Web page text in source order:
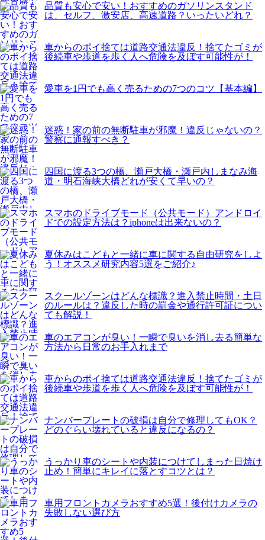
品質も安心で安い！おすすめのガソリンスタンド
は、セルフ、激安店、高速道路？いったいどれ？
車からのポイ捨ては道路交通法違反！捨てたゴミが
後続車や歩道を歩く人へ危険を及ぼす可能性が！
愛車を1円でも高く売るための7つのコツ【基本編】
迷惑！家の前の無断駐車が邪魔！違反じゃないの？
警察に通報すべき？
四国に渡る3つの橋、瀬戸大橋・瀬戸内しまなみ海
道・明石海峡大橋どれが安くて早いの？
スマホのドライブモード（公共モード）アンドロイ
ドでの設定方法は？iphoneは出来ないの？
夏休みはこどもと一緒に車に関する自由研究をしよ
う！オススメ研究内容5選をご紹介♪
スクールゾーンはどんな標識？進入禁止時間・土日
のルールは？違反した時の罰金や通行許可証につい
ても解説！
車のエアコンが臭い！一瞬で臭いを消し去る簡単な
方法から日常のお手入れまで
車からのポイ捨ては道路交通法違反！捨てたゴミが
後続車や歩道を歩く人へ危険を及ぼす可能性が！
ナンバープレートの破損は自分で修理してもOK？
どのぐらい壊れていると違反になるの？
うっかり車のシートや内装につけてしまった日焼け
止め！簡単にキレイに落とすコツとは？
車用フロントカメラおすすめ5選！後付けカメラの
失敗しない選び方